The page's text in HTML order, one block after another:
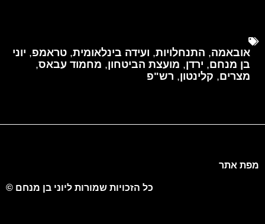
אובאמה, התנחלויות, ועידה בינלאומית, טראמפ, יוני
בן מנחם, ירדן, מועצת הביטחון, מחמוד עבאס,
מצרים, קלינטון, רש"פ
מפת אתר
כל הזכויות שמורות ליוני בן מנחם ©